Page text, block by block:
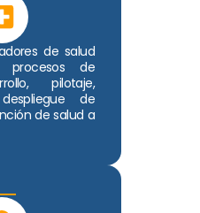
de salud
procesos de
pilotaje,
de
de salud a